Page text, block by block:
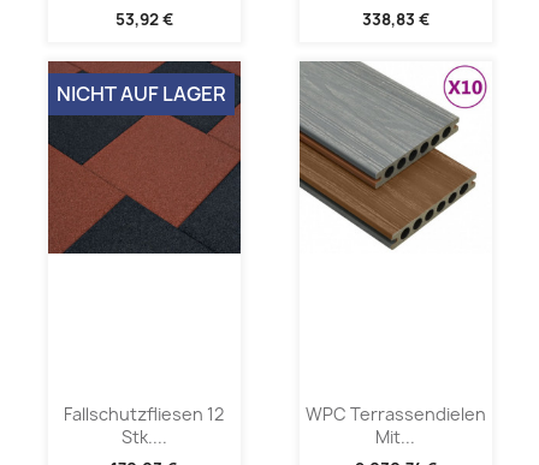
53,92 € 338,83 €
Fallschutzfliesen 12
Stk....
NICHT AUF LAGER
WPC Terrassendielen
Mit...